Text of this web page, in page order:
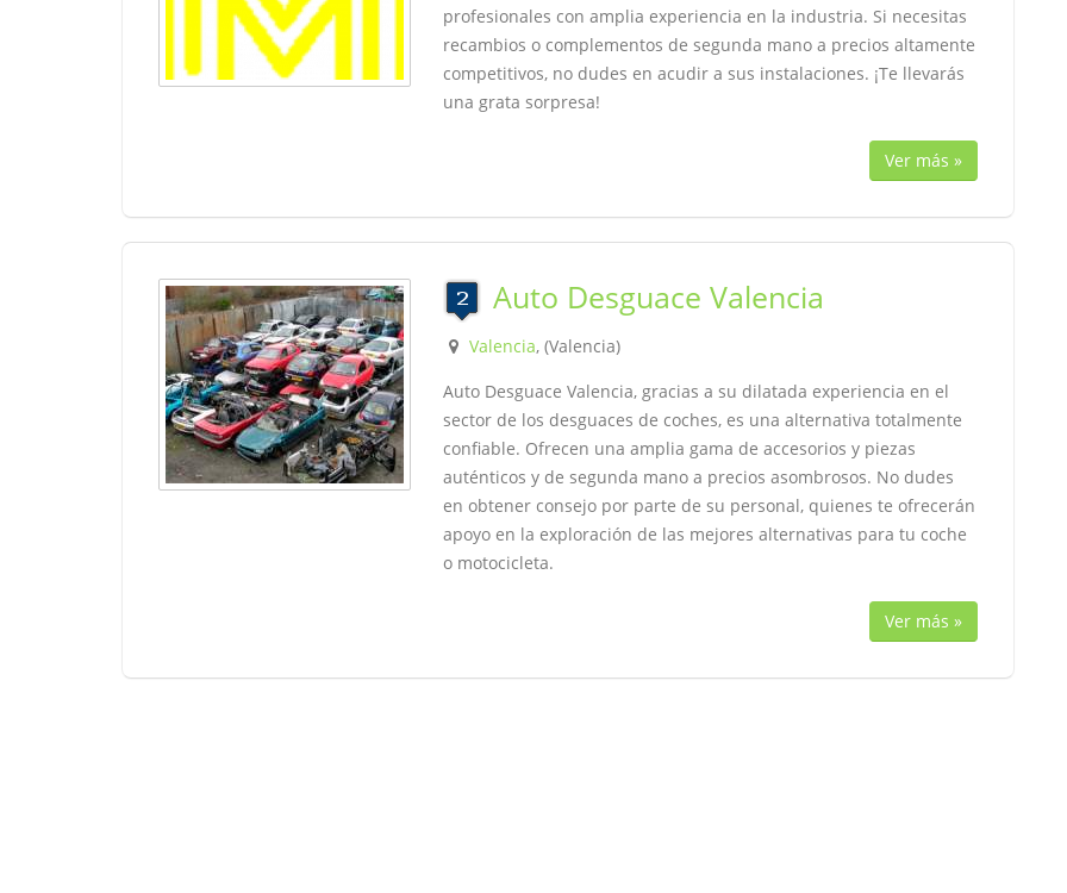
profesionales con amplia experiencia en la industria. Si necesitas
recambios o complementos de segunda mano a precios altamente
competitivos, no dudes en acudir a sus instalaciones. ¡Te llevarás
una grata sorpresa!
Ver más »
Auto Desguace Valencia
Valencia, (Valencia)
Auto Desguace Valencia, gracias a su dilatada experiencia en el
sector de los desguaces de coches, es una alternativa totalmente
confiable. Ofrecen una amplia gama de accesorios y piezas
auténticos y de segunda mano a precios asombrosos. No dudes
en obtener consejo por parte de su personal, quienes te ofrecerán
apoyo en la exploración de las mejores alternativas para tu coche
o motocicleta.
Ver más »